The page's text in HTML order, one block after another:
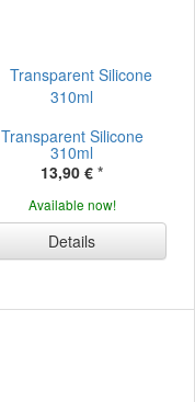
Transparent Silicone
310ml
13,90 € *
Available now!
Details